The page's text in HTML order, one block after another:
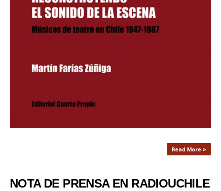
Read More »
NOTA DE PRENSA EN RADIOUCHILE